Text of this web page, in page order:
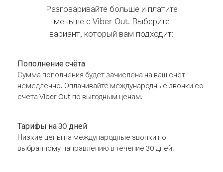
Разговаривайте больше и платите
меньше с Viber Out. Выберите
вариант, который вам подходит:
Пополнение счёта
Сумма пополнения будет зачислена на ваш счёт
немедленно. Оплачивайте международные звонки со
счёта Viber Out по выгодным ценам.
Тарифы на 30 дней
Низкие цены на международные звонки по
выбранному направлению в течение 30 дней.